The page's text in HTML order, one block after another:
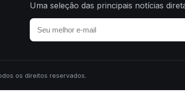
Uma seleção das principais notícias
os direitos reservados.